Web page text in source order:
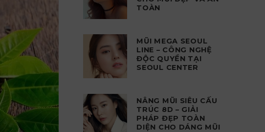
TOÀN
MŨI MEGA SEOUL
LINE – CÔNG NGHỆ
ĐỘC QUYỀN TẠI
SEOUL CENTER
NÂNG MŨI SIÊU CẤU
TRÚC 8D – GIẢI
PHÁP ĐẸP TOÀN
DIỆN CHO DÁNG MŨI